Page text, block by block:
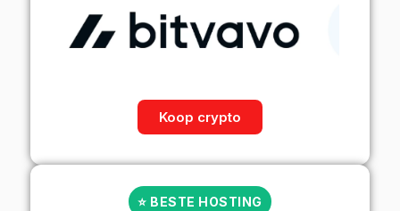
Koop crypto
⭐ BESTE HOSTING